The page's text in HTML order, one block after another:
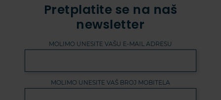
Pretplatite se na naš
newsletter
MOLIMO UNESITE VAŠU E-MAIL ADRESU
MOLIMO UNESITE VAŠ BROJ MOBITELA